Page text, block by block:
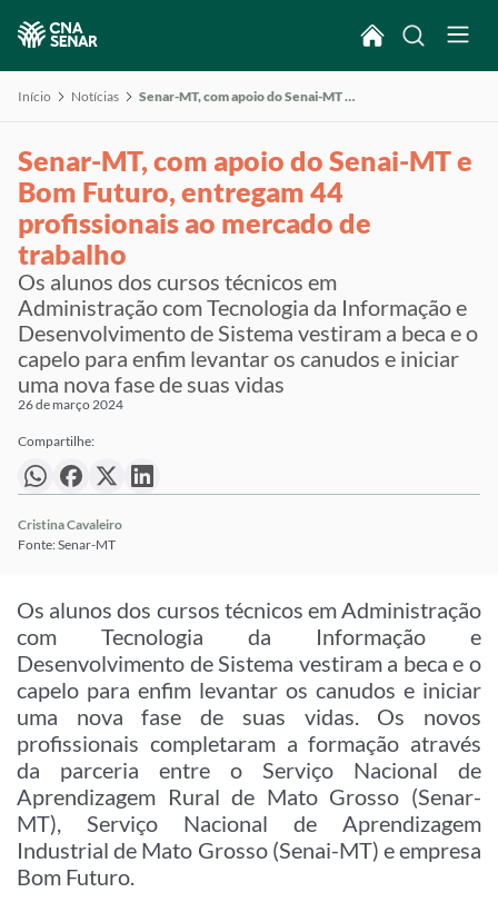
Início Notícias Senar-MT, com apoio do Senai-MT e Bom Futuro, entregam 44 profissionais ao mercado de trabalho
Senar-MT, com apoio do Senai-MT e
Bom Futuro, entregam 44
profissionais ao mercado de
trabalho
Os alunos dos cursos técnicos em
Administração com Tecnologia da Informação e
Desenvolvimento de Sistema vestiram a beca e o
capelo para enfim levantar os canudos e iniciar
uma nova fase de suas vidas
26 de março 2024
Compartilhe:
Cristina Cavaleiro
Fonte: Senar-MT
Os alunos dos cursos técnicos em Administração
com Tecnologia da Informação e
Desenvolvimento de Sistema vestiram a beca e o
capelo para enfim levantar os canudos e iniciar
uma nova fase de suas vidas. Os novos
profissionais completaram a formação através
da parceria entre o Serviço Nacional de
Aprendizagem Rural de Mato Grosso (Senar-
MT), Serviço Nacional de Aprendizagem
Industrial de Mato Grosso (Senai-MT) e empresa
Bom Futuro.